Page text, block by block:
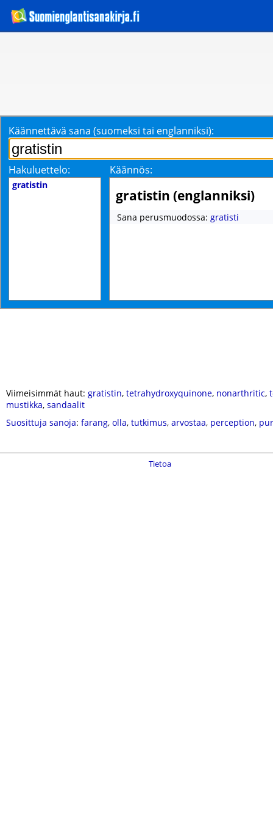
Käännettävä sana (suomeksi tai englanniksi):
Hakuluettelo: Käännös:
gratistin
gratistin (englanniksi)
Sana perusmuodossa: gratisti
Viimeisimmät haut: gratistin, tetrahydroxyquinone, nonarthritic,
mustikka, sandaalit
Suosittuja sanoja: farang, olla, tutkimus, arvostaa, perception,
Tietoa